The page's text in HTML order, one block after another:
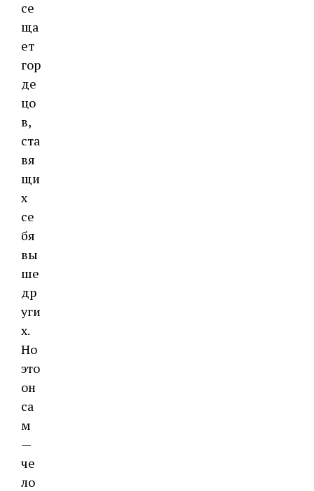
се
ща
ет
гор
де
цо
в,
ста
вя
щи
х
се
бя
вы
ше
др
уги
х.
Но
это
он
са
м
—
че
ло